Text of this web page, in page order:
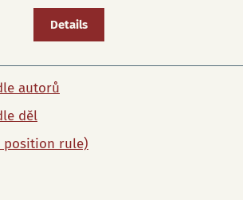
Details
autorů
děl
position rule)